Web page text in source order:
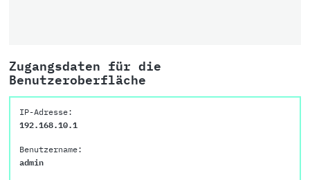
Zugangsdaten für die
Benutzeroberfläche
IP-Adresse:
192.168.10.1
Benutzername:
admin